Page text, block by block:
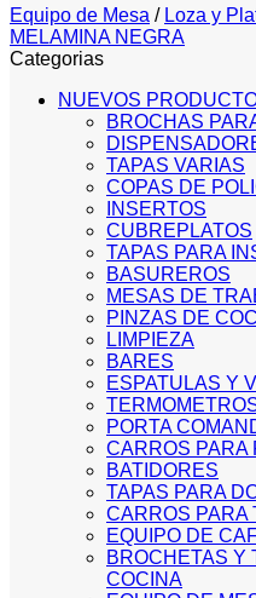
Equipo de Mesa / Loza y
MELAMINA NEGRA
Categorias
NUEVOS
BROCHAS
TAPAS VARIAS
COPAS DE
INSERTOS
CUBREPLATOS
TAPAS PARA
BASUREROS
MESAS DE
PINZAS DE
LIMPIEZA
BARES
ESPATULAS Y
PORTA
CARROS PARA
BATIDORES
TAPAS PARA
CARROS PARA
EQUIPO DE
BROCHETAS Y
COCINA